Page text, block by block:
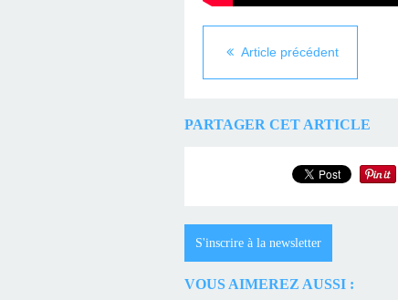
Article précédent
PARTAGER CET ARTICLE
S'inscrire à la newsletter
VOUS AIMEREZ AUSSI :